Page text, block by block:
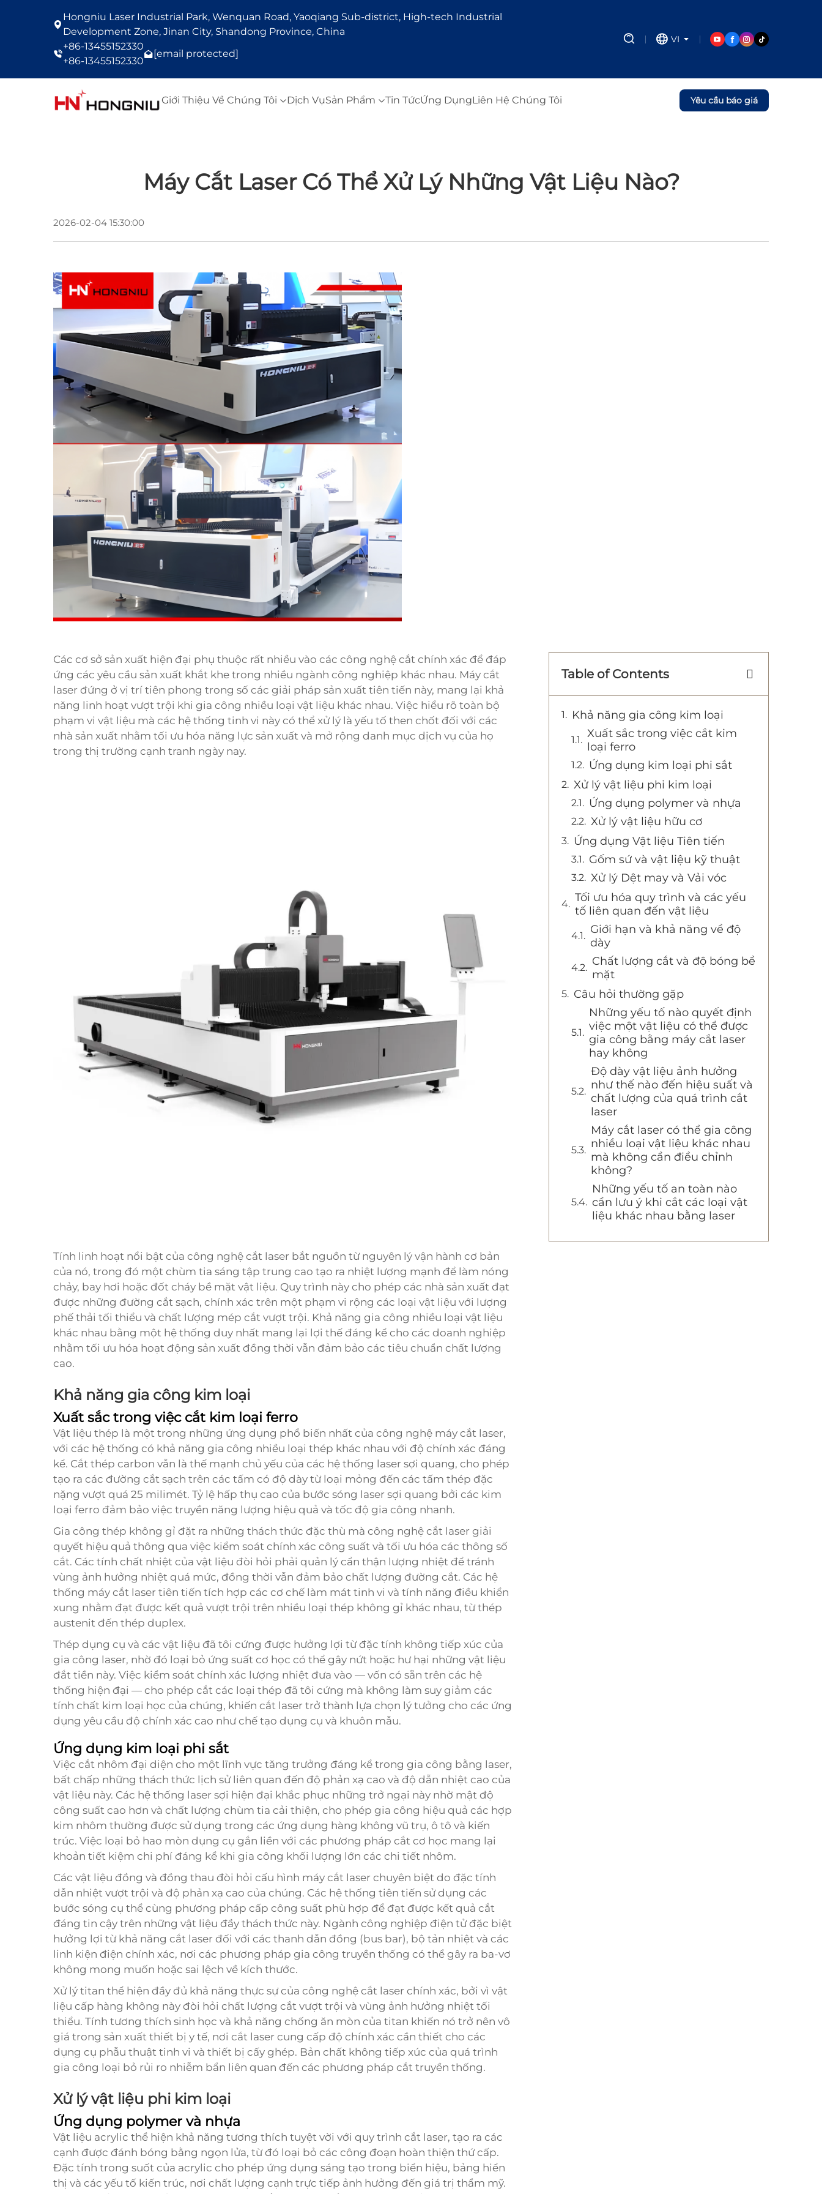
Hongniu Laser Industrial Park, Wenquan Road, Yaoqiang Sub-district, High-tech Industrial
Development Zone, Jinan City, Shandong Province, China
+86-13455152330
+86-13455152330
[email protected]
VI
Giới Thiệu Về Chúng Tôi Dịch VụSản Phẩm Tin TứcỨng DụngLiên Hệ Chúng Tôi Yêu cầu báo giá
Máy Cắt Laser Có Thể Xử Lý Những Vật Liệu Nào?
2026-02-04 15:30:00
Các cơ sở sản xuất hiện đại phụ thuộc rất nhiều vào các công nghệ cắt chính xác để đáp
ứng các yêu cầu sản xuất khắt khe trong nhiều ngành công nghiệp khác nhau. Máy cắt
laser đứng ở vị trí tiên phong trong số các giải pháp sản xuất tiên tiến này, mang lại khả
năng linh hoạt vượt trội khi gia công nhiều loại vật liệu khác nhau. Việc hiểu rõ toàn bộ
phạm vi vật liệu mà các hệ thống tinh vi này có thể xử lý là yếu tố then chốt đối với các
nhà sản xuất nhằm tối ưu hóa năng lực sản xuất và mở rộng danh mục dịch vụ của họ
trong thị trường cạnh tranh ngày nay.
Tính linh hoạt nổi bật của công nghệ cắt laser bắt nguồn từ nguyên lý vận hành cơ bản
của nó, trong đó một chùm tia sáng tập trung cao tạo ra nhiệt lượng mạnh để làm nóng
chảy, bay hơi hoặc đốt cháy bề mặt vật liệu. Quy trình này cho phép các nhà sản xuất đạt
được những đường cắt sạch, chính xác trên một phạm vi rộng các loại vật liệu với lượng
phế thải tối thiểu và chất lượng mép cắt vượt trội. Khả năng gia công nhiều loại vật liệu
khác nhau bằng một hệ thống duy nhất mang lại lợi thế đáng kể cho các doanh nghiệp
nhằm tối ưu hóa hoạt động sản xuất đồng thời vẫn đảm bảo các tiêu chuẩn chất lượng
cao.
Khả năng gia công kim loại
Xuất sắc trong việc cắt kim loại ferro
Vật liệu thép là một trong những ứng dụng phổ biến nhất của công nghệ máy cắt laser,
với các hệ thống có khả năng gia công nhiều loại thép khác nhau với độ chính xác đáng
kể. Cắt thép carbon vẫn là thế mạnh chủ yếu của các hệ thống laser sợi quang, cho phép
tạo ra các đường cắt sạch trên các tấm có độ dày từ loại mỏng đến các tấm thép đặc
nặng vượt quá 25 milimét. Tỷ lệ hấp thụ cao của bước sóng laser sợi quang bởi các kim
loại ferro đảm bảo việc truyền năng lượng hiệu quả và tốc độ gia công nhanh.
Gia công thép không gỉ đặt ra những thách thức đặc thù mà công nghệ cắt laser giải
quyết hiệu quả thông qua việc kiểm soát chính xác công suất và tối ưu hóa các thông số
cắt. Các tính chất nhiệt của vật liệu đòi hỏi phải quản lý cẩn thận lượng nhiệt để tránh
vùng ảnh hưởng nhiệt quá mức, đồng thời vẫn đảm bảo chất lượng đường cắt. Các hệ
thống máy cắt laser tiên tiến tích hợp các cơ chế làm mát tinh vi và tính năng điều khiển
xung nhằm đạt được kết quả vượt trội trên nhiều loại thép không gỉ khác nhau, từ thép
austenit đến thép duplex.
Thép dụng cụ và các vật liệu đã tôi cứng được hưởng lợi từ đặc tính không tiếp xúc của
gia công laser, nhờ đó loại bỏ ứng suất cơ học có thể gây nứt hoặc hư hại những vật liệu
đắt tiền này. Việc kiểm soát chính xác lượng nhiệt đưa vào — vốn có sẵn trên các hệ
thống hiện đại — cho phép cắt các loại thép đã tôi cứng mà không làm suy giảm các
tính chất kim loại học của chúng, khiến cắt laser trở thành lựa chọn lý tưởng cho các ứng
dụng yêu cầu độ chính xác cao như chế tạo dụng cụ và khuôn mẫu.
Ứng dụng kim loại phi sắt
Việc cắt nhôm đại diện cho một lĩnh vực tăng trưởng đáng kể trong gia công bằng laser,
bất chấp những thách thức lịch sử liên quan đến độ phản xạ cao và độ dẫn nhiệt cao của
vật liệu này. Các hệ thống laser sợi hiện đại khắc phục những trở ngại này nhờ mật độ
công suất cao hơn và chất lượng chùm tia cải thiện, cho phép gia công hiệu quả các hợp
kim nhôm thường được sử dụng trong các ứng dụng hàng không vũ trụ, ô tô và kiến
trúc. Việc loại bỏ hao mòn dụng cụ gắn liền với các phương pháp cắt cơ học mang lại
khoản tiết kiệm chi phí đáng kể khi gia công khối lượng lớn các chi tiết nhôm.
Các vật liệu đồng và đồng thau đòi hỏi cấu hình máy cắt laser chuyên biệt do đặc tính
dẫn nhiệt vượt trội và độ phản xạ cao của chúng. Các hệ thống tiên tiến sử dụng các
bước sóng cụ thể cùng phương pháp cấp công suất phù hợp để đạt được kết quả cắt
đáng tin cậy trên những vật liệu đầy thách thức này. Ngành công nghiệp điện tử đặc biệt
hưởng lợi từ khả năng cắt laser đối với các thanh dẫn đồng (bus bar), bộ tản nhiệt và các
linh kiện điện chính xác, nơi các phương pháp gia công truyền thống có thể gây ra ba-vơ
không mong muốn hoặc sai lệch về kích thước.
Xử lý titan thể hiện đầy đủ khả năng thực sự của công nghệ cắt laser chính xác, bởi vì vật
liệu cấp hàng không này đòi hỏi chất lượng cắt vượt trội và vùng ảnh hưởng nhiệt tối
thiểu. Tính tương thích sinh học và khả năng chống ăn mòn của titan khiến nó trở nên vô
giá trong sản xuất thiết bị y tế, nơi cắt laser cung cấp độ chính xác cần thiết cho các
dụng cụ phẫu thuật tinh vi và thiết bị cấy ghép. Bản chất không tiếp xúc của quá trình
gia công loại bỏ rủi ro nhiễm bẩn liên quan đến các phương pháp cắt truyền thống.
Xử lý vật liệu phi kim loại
Ứng dụng polymer và nhựa
Vật liệu acrylic thể hiện khả năng tương thích tuyệt vời với quy trình cắt laser, tạo ra các
cạnh được đánh bóng bằng ngọn lửa, từ đó loại bỏ các công đoạn hoàn thiện thứ cấp.
Đặc tính trong suốt của acrylic cho phép ứng dụng sáng tạo trong biển hiệu, bảng hiển
thị và các yếu tố kiến trúc, nơi chất lượng cạnh trực tiếp ảnh hưởng đến giá trị thẩm mỹ.
Table of Contents
Khả năng gia công kim loại
Xuất sắc trong việc cắt kim
loại ferro
Ứng dụng kim loại phi sắt
Xử lý vật liệu phi kim loại
Ứng dụng polymer và nhựa
Xử lý vật liệu hữu cơ
Ứng dụng Vật liệu Tiên tiến
Gốm sứ và vật liệu kỹ thuật
Xử lý Dệt may và Vải vóc
Tối ưu hóa quy trình và các yếu
tố liên quan đến vật liệu
Giới hạn và khả năng về độ
dày
Chất lượng cắt và độ bóng bề
mặt
Câu hỏi thường gặp
Những yếu tố nào quyết định
việc một vật liệu có thể được
gia công bằng máy cắt laser
hay không
Độ dày vật liệu ảnh hưởng
như thế nào đến hiệu suất và
chất lượng của quá trình cắt
laser
Máy cắt laser có thể gia công
nhiều loại vật liệu khác nhau
mà không cần điều chỉnh
không?
Những yếu tố an toàn nào
cần lưu ý khi cắt các loại vật
liệu khác nhau bằng laser